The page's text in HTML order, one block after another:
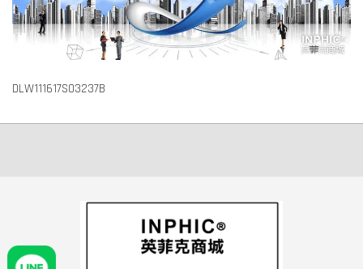
DLW111617S03237B